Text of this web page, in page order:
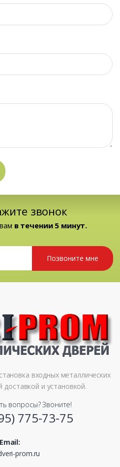
звонок
в течении 5 минут.
Позвоните мне
входных металлических
доставкой и установкой.
вопросы? Звоните!
775-73-75
Email:
prom.ru